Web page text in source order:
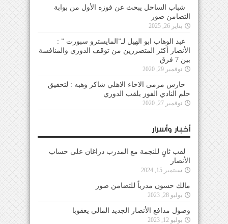
شباب الساحل يبحث عن فوزه الأول من بوابة
التضامن صور
يناير 26, 2025
عبد الوهاب ابو الهيل لـ”المايسترو سبورت ” :
الأنصار أكثر المتضررين من توقف الدوري والمنافسة
بين 7 فرق
نوفمبر 29, 2020
حارس مرمى الاخاء الاهلي شاكر وهبه : لتحقيق
حلم النادي الفوز بلقب الدوري
نوفمبر 27, 2020
أخبار وأسرار
لقب ثانٍ للنجمة مع المدرب دراغان على حساب
الأنصار
سبتمبر 15, 2024
مالك حسون مدرباً للتضامن صور
يوليو 28, 2023
وصول مدافع الأنصار الجديد المالي يعقوبا
يوليو 12, 2023